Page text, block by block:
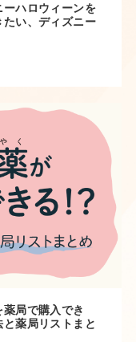
ハロウィーンを
い、ディズニー
局で購入でき
薬局リストまと